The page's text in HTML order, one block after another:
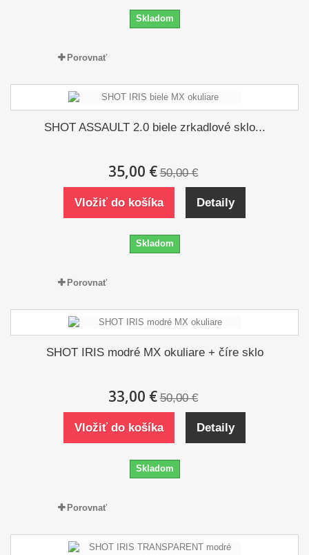
Skladom
Porovnať
SHOT ASSAULT 2.0 biele zrkadlové sklo...
35,00 € 50,00 €
Vložiť do košíka Detaily
Skladom
Porovnať
SHOT IRIS modré MX okuliare + číre sklo
33,00 € 50,00 €
Vložiť do košíka Detaily
Skladom
Porovnať